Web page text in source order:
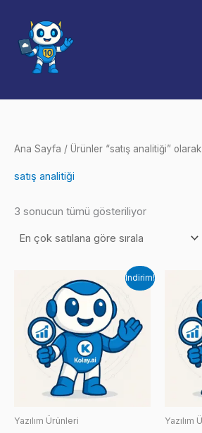
Ana Sayfa / Ürünler “satış analitiği”
satış analitiği
3 sonucun tümü gösteriliyorPopülerliğe
İndirim!
Yazılım Ürünleri Yazılım